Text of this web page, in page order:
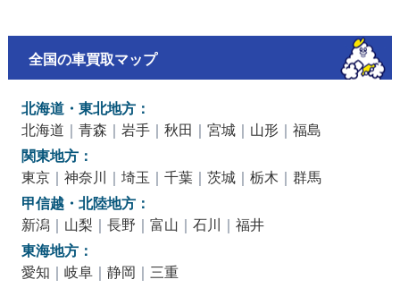
全国の車買取マップ
北海道・東北地方：
北海道 ｜ 青森 ｜ 岩手｜ 秋田 ｜ 宮城｜ 山形｜ 福島
関東地方：
東京｜ 神奈川 ｜ 埼玉 ｜ 千葉｜ 茨城｜ 栃木 ｜ 群馬
甲信越・北陸地方：
新潟 ｜ 山梨 ｜ 長野 ｜ 富山 ｜ 石川 ｜ 福井
東海地方：
愛知 ｜ 岐阜｜ 静岡 ｜ 三重